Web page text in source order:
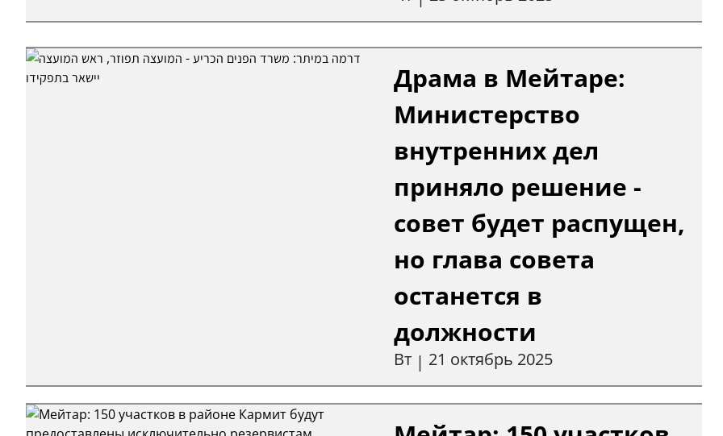
Драма в Мейтаре:
Министерство
внутренних дел
приняло решение -
совет будет распущен,
но глава совета
останется в
должности
Вт| 21 октябрь 2025